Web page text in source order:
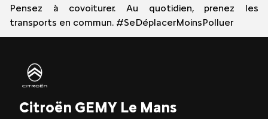
Pensez à covoiturer. Au quotidien, prenez les
transports en commun. #SeDéplacerMoinsPolluer
Citroën GEMY Le Mans